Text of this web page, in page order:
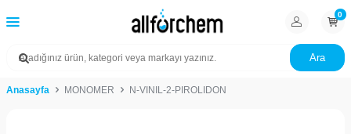
Ara
0
Anasayfa MONOMER N-VINIL-2-PIROLIDON